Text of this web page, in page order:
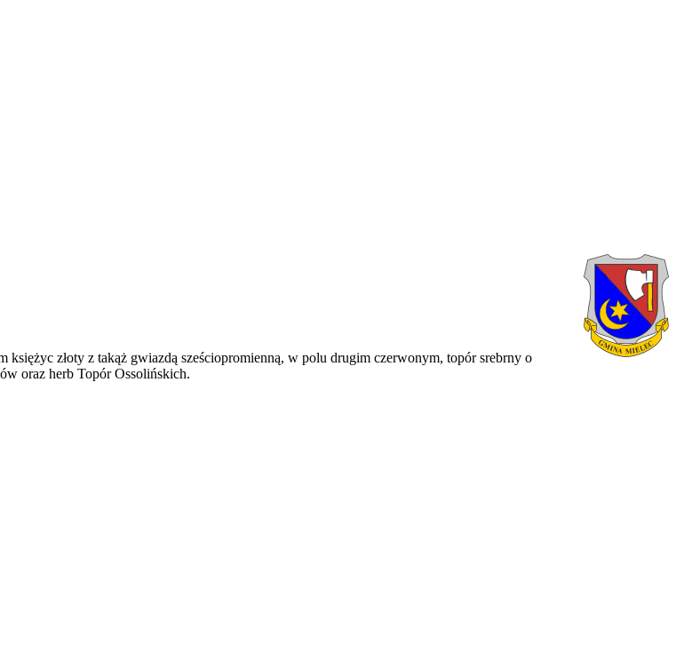
złoty z takąż gwiazdą sześciopromienną, w polu drugim czerwonym, topór srebrny o
oraz herb Topór Ossolińskich.